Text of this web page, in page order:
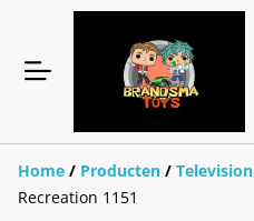
Home / Producten / Television
Recreation 1151